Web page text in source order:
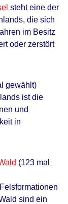
steht eine der
die sich
im Besitz
oder zerstört
gewählt)
ist die
und
in
(123 mal
sind ein